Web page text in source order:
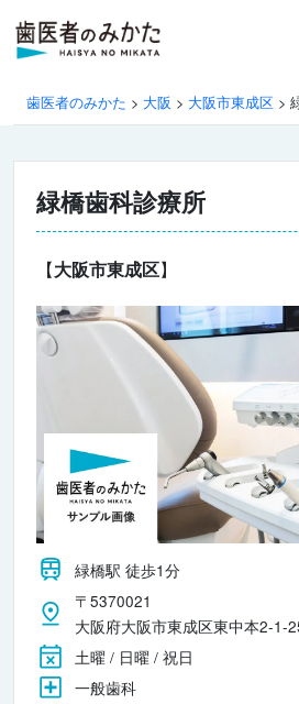
歯医者のみかた > 大阪 > 大阪市東成区 >
緑橋歯科診療所
【大阪市東成区】
緑橋駅 徒歩1分
〒5370021
大阪府大阪市東成区東中本2-1-
土曜 / 日曜 / 祝日
一般歯科